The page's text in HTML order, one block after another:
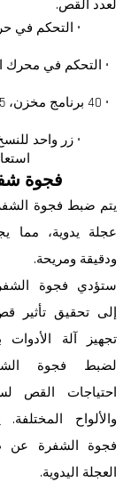
لعدد القص.
• التحكم في
• التحكم في محرك
• زر واحد
فجوة
يتم ضبط فجوة
عجلة يدوية، مما
ودقيقة ومريحة.
ستؤدي فجوة
إلى تحقيق تأثير
تجهيز آلة الأدوات
لضبط فجوة
احتياجات القص
والألواح
فجوة الشفرة عن
العجلة اليدوية.